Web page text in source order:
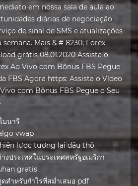
em nossa sala de aula ao
diárias de negociação
de sinal de SMS e atualizações
Mais & # 8230; Forex
grátis 08.01.2020 Assista o
Ao Vivo com Bônus FBS Pegue
FBS Agora https: Assista o Vídeo
com Bônus FBS Pegue o Seu
บนารี
vwap
lược tương lai dầu thô
งประเทศในประเทศสหรัฐอเมริกา
gratis
สำหรับกำไรที่สม่ำเสมอ pdf